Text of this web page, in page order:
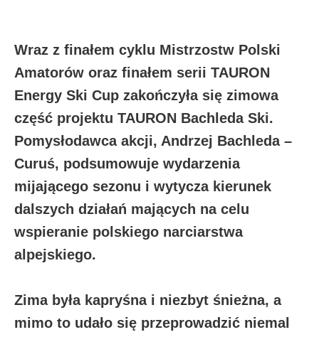
Wraz z finałem cyklu Mistrzostw Polski
Amatorów oraz finałem serii TAURON
Energy Ski Cup zakończyła się zimowa
część projektu TAURON Bachleda Ski.
Pomysłodawca akcji, Andrzej Bachleda –
Curuś, podsumowuje wydarzenia
mijającego sezonu i wytycza kierunek
dalszych działań mających na celu
wspieranie polskiego narciarstwa
alpejskiego.
Zima była kapryśna i niezbyt śnieżna, a
mimo to udało się przeprowadzić niemal